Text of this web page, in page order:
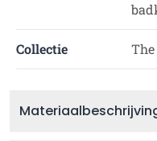
Collectie